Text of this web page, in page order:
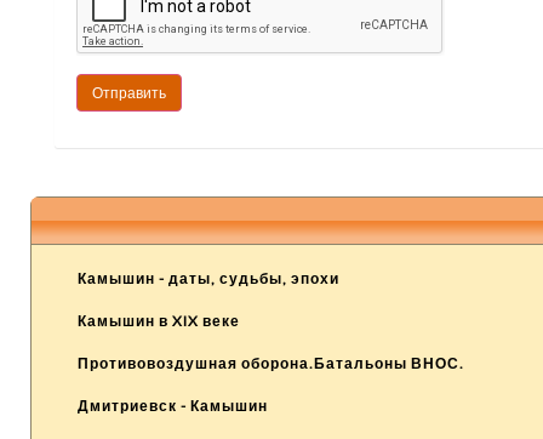
Камышин - даты, судьбы, эпохи
Камышин в XIX веке
Противовоздушная оборона.Батальоны ВНОС.
Дмитриевск - Камышин